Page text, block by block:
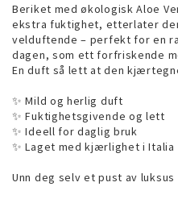
Beriket med økologisk Aloe
ekstra fuktighet, etterlater
velduftende – perfekt for en
dagen, som ett forfriskende
En duft så lett at den
✨ Mild og herlig duft
✨ Fuktighetsgivende og lett
✨ Ideell for daglig bruk
✨ Laget med kjærlighet i Italia
Unn deg selv et pust av